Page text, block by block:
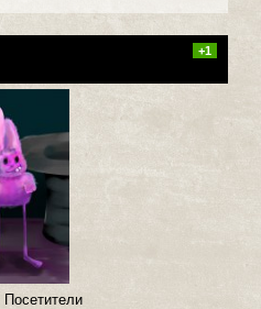
+1
Посетители